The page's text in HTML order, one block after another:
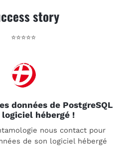
story
⭐⭐⭐⭐⭐
données de PostgreSQL
hébergé !
nous contact pour
de son logiciel hébergé